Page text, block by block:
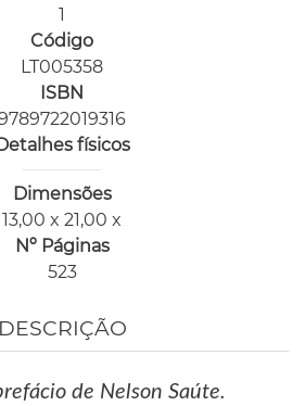
1
Código
LT005358
ISBN
físicos
Dimensões
13,00 x 21,00 x
Nº Páginas
523
DESCRIÇÃO
de Nelson Saúte.